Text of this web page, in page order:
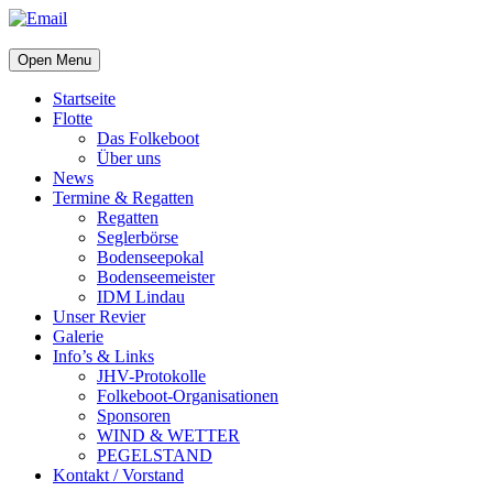
Open Menu
Startseite
Flotte
Das Folkeboot
Über uns
News
Termine & Regatten
Regatten
Seglerbörse
Bodenseepokal
Bodenseemeister
IDM Lindau
Unser Revier
Galerie
Info’s & Links
JHV-Protokolle
Folkeboot-Organisationen
Sponsoren
WIND & WETTER
PEGELSTAND
Kontakt / Vorstand